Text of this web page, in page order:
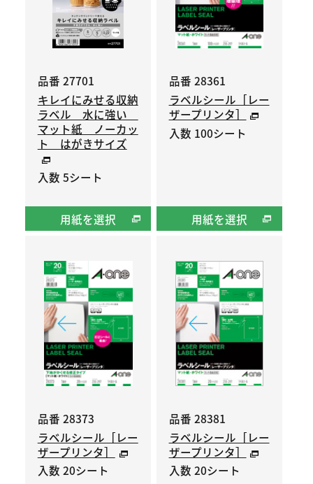
品番 27701
キレイにみせる収納
ラベル 水に強い
マット紙 ノーカッ
ト はがきサイズ
入数 5シート
用紙を選択
品番 28361
ラベルシール［レー
ザープリンタ］
入数 100シート
用紙を選択
品番 28373
ラベルシール［レー
ザープリンタ］
入数 20シート
品番 28381
ラベルシール［レー
ザープリンタ］
入数 20シート